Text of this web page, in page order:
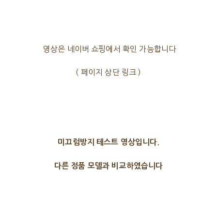
영상은 네이버 쇼핑에서 확인 가능합니다
( 페이지 상단 링크 )
미끄럼방지 테스트 영상입니다.
다른 정품 모델과 비교하였습니다